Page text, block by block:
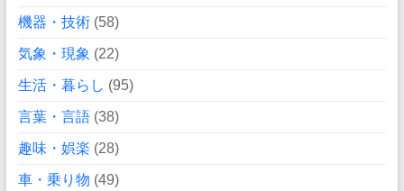
機器・技術(58)
気象・現象 (22)
生活・暮らし (95)
言葉・言語(38)
趣味・娯楽 (28)
車・乗り物 (49)